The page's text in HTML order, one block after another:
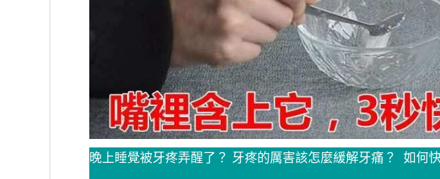
晚上睡覺被牙疼弄醒了？ 牙疼的厲害該怎麼緩解牙痛？ 如何